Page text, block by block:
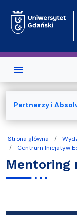
Strona główna
Centrum Inicjatyw
Mentoring
Partnerzy i